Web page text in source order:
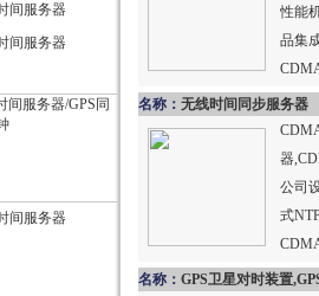
间服务器
间服务器
间服务器/GPS同
间服务器
性能
品集
部署
名称： 无线时间同步服务器
器
公司
式
使用
名称： GPS卫星对时装置,GPS时钟基准源,